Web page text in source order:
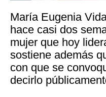
María Eugenia
hace casi dos
mujer que hoy
sostiene además
con que se
decirlo